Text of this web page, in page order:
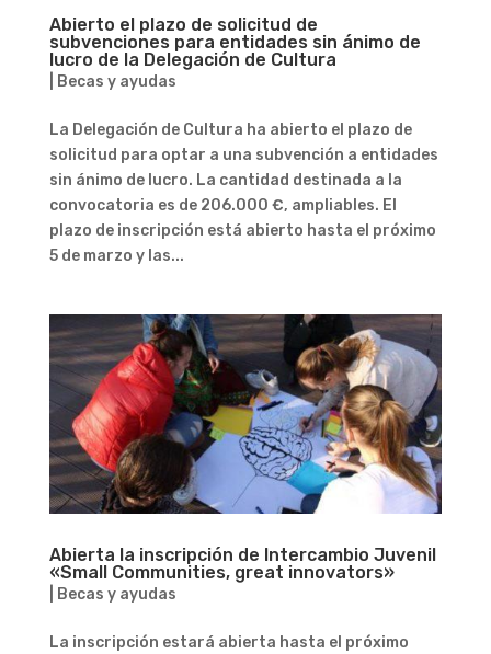
Abierto el plazo de solicitud de
subvenciones para entidades sin ánimo de
lucro de la Delegación de Cultura
Becas y ayudas
La Delegación de Cultura ha abierto el plazo de
solicitud para optar a una subvención a entidades
sin ánimo de lucro. La cantidad destinada a la
convocatoria es de 206.000 €, ampliables. El
plazo de inscripción está abierto hasta el próximo
5 de marzo y las...
Abierta la inscripción de Intercambio Juvenil
«Small Communities, great innovators»
Becas y ayudas
La inscripción estará abierta hasta el próximo